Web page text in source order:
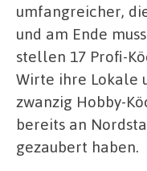
umfangreicher,
und am Ende
stellen 17 Profi-
Wirte ihre Lokale
zwanzig Hobby-
bereits an
gezaubert haben.